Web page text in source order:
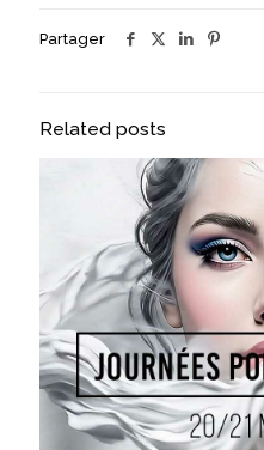
Partager
Related posts